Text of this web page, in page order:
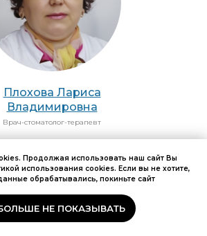
Плохова Лариса
Владимировна
Врач-стоматолог-терапевт
Платный приём Контакты
Продолжая использовать наш сайт Вы
использования cookies. Если вы не хотите,
обрабатывались, покиньте сайт
НЕ ПОКАЗЫВАТЬ